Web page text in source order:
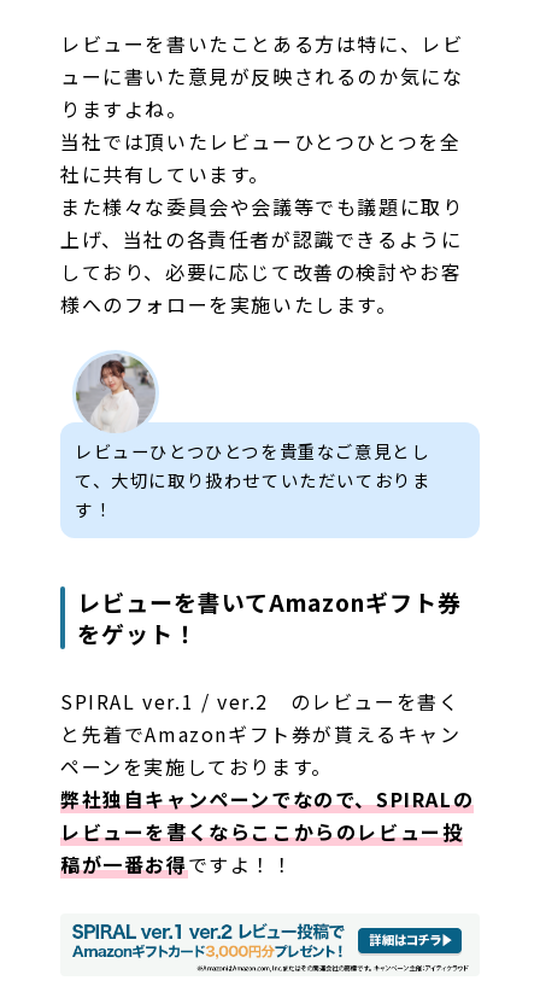
レビューを書いたことある方は特に、レビ
ューに書いた意見が反映されるのか気にな
りますよね。
当社では頂いたレビューひとつひとつを全
社に共有しています。
また様々な委員会や会議等でも議題に取り
上げ、当社の各責任者が認識できるように
しており、必要に応じて改善の検討やお客
様へのフォローを実施いたします。
レビューひとつひとつを貴重なご意見とし
て、大切に取り扱わせていただいておりま
す！
レビューを書いてAmazonギフト券
をゲット！
SPIRAL ver.1 / ver.2 のレビューを書く
と先着でAmazonギフト券が貰えるキャン
ペーンを実施しております。
弊社独自キャンペーンでなので、SPIRALの
レビューを書くならここからのレビュー投
稿が一番お得ですよ！！